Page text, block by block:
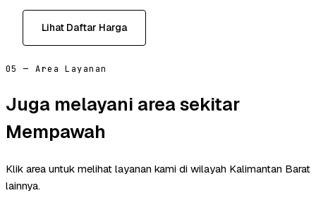
Lihat Daftar Harga
05 — Area Layanan
Juga melayani area sekitar
Mempawah
Klik area untuk melihat layanan kami di wilayah Kalimantan Barat
lainnya.